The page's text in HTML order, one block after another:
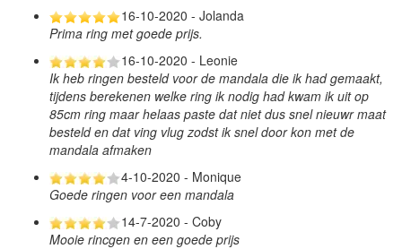
16-10-2020 - Jolanda
Prima ring met goede prijs.
16-10-2020 - Leonie
Ik heb ringen besteld voor de mandala die ik had gemaakt,
tijdens berekenen welke ring ik nodig had kwam ik uit op
85cm ring maar helaas paste dat niet dus snel nieuwr maat
besteld en dat ving vlug zodst ik snel door kon met de
mandala afmaken
4-10-2020 - Monique
Goede ringen voor een mandala
14-7-2020 - Coby
Mooie rincgen en een goede prijs